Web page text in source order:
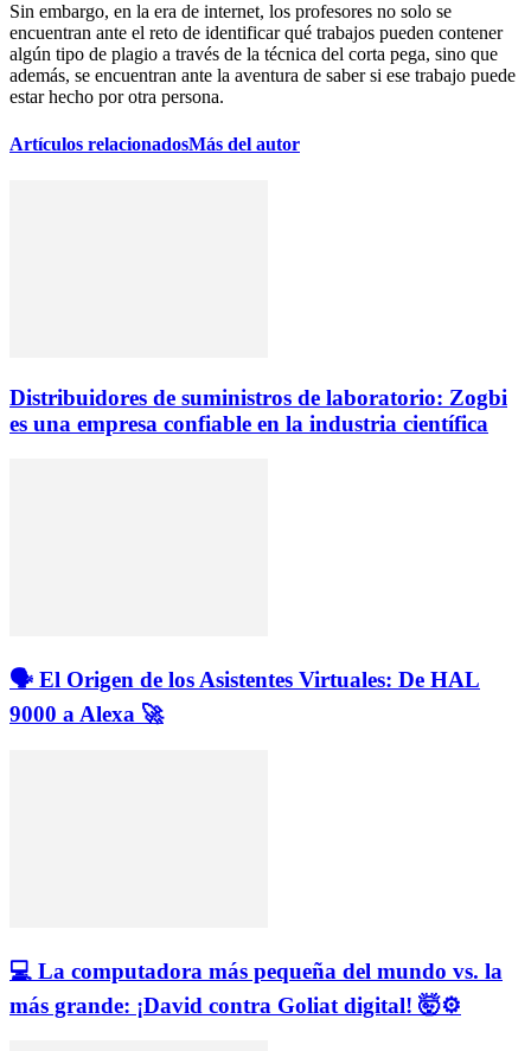
Sin embargo, en la era de internet, los profesores no solo se
encuentran ante el reto de identificar qué trabajos pueden contener
algún tipo de plagio a través de la técnica del corta pega, sino que
además, se encuentran ante la aventura de saber si ese trabajo puede
estar hecho por otra persona.
Artículos relacionadosMás del autor
Distribuidores de suministros de laboratorio: Zogbi
es una empresa confiable en la industria científica
🗣️ El Origen de los Asistentes Virtuales: De HAL
9000 a Alexa 🚀
💻 La computadora más pequeña del mundo vs. la
más grande: ¡David contra Goliat digital! 🤯⚙️